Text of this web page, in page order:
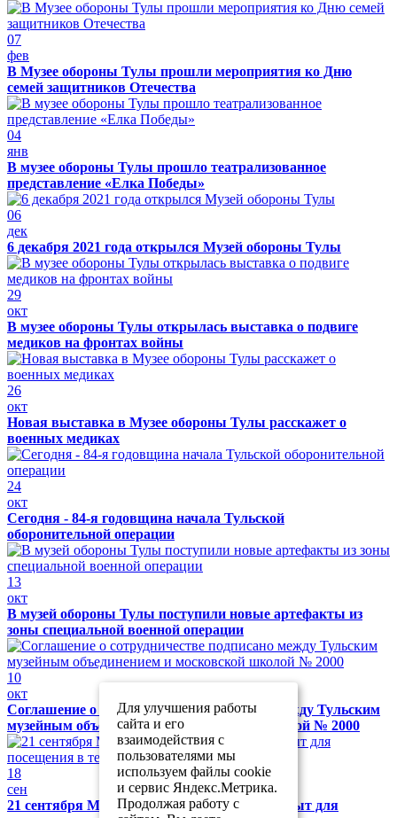
07
фев
В Музее обороны Тулы прошли мероприятия ко Дню
семей защитников Отечества
04
янв
В музее обороны Тулы прошло театрализованное
представление «Елка Победы»
06
дек
6 декабря 2021 года открылся Музей обороны Тулы
29
окт
В музее обороны Тулы открылась выставка о подвиге
медиков на фронтах войны
26
окт
Новая выставка в Музее обороны Тулы расскажет о
военных медиках
24
окт
Сегодня - 84-я годовщина начала Тульской
оборонительной операции
13
окт
В музей обороны Тулы поступили новые артефакты из
зоны специальной военной операции
10
окт
Соглашение о сотрудничестве подписано между Тульским
музейным объединением и московской школой № 2000
18
сен
21 сентября Музей обороны Тулы будет закрыт для
Для улучшения работы
сайта и его
взаимодействия с
пользователями мы
используем файлы cookie
и сервис Яндекс.Метрика.
Продолжая работу с